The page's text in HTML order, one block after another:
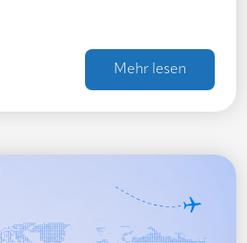
Mehr lesen